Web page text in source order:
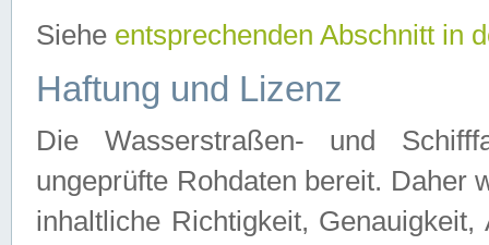
Siehe entsprechenden Abschnitt in
Haftung und Lizenz
Die Wasserstraßen- und
ungeprüfte Rohdaten bereit. Daher
inhaltliche Richtigkeit,